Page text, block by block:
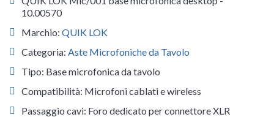
10.00570
Marchio: QUIK LOK
Categoria: Aste Microfoniche da Tavolo
Tipo: Base microfonica da tavolo
Compatibilità: Microfoni cablati e wireless
Passaggio cavi: Foro dedicato per connettore XLR